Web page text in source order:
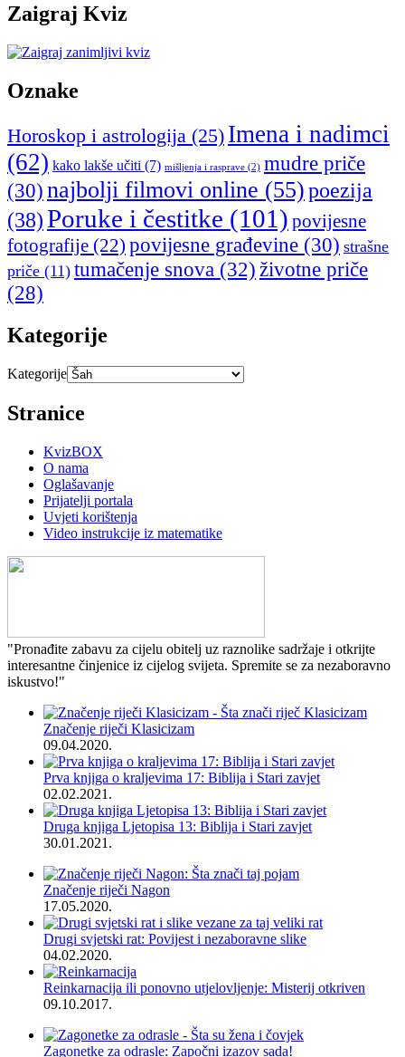
Zaigraj Kviz
Oznake
Horoskop i astrologija (25) Imena i nadimci
(62) kako lakše učiti (7) mišljenja i rasprave (2) mudre priče
(30) najbolji filmovi online (55)poezija
(38)Poruke i čestitke (101) povijesne
fotografije (22) povijesne građevine (30) strašne
priče (11) tumačenje snova (32) životne priče
(28)
Kategorije
Kategorije
Stranice
KvizBOX
O nama
Oglašavanje
Prijatelji portala
Uvjeti korištenja
Video instrukcije iz matematike
"Pronađite zabavu za cijelu obitelj uz raznolike sadržaje i otkrijte
interesantne činjenice iz cijelog svijeta. Spremite se za nezaboravno
iskustvo!"
Značenje riječi Klasicizam
09.04.2020.
Prva knjiga o kraljevima 17: Biblija i Stari zavjet
02.02.2021.
Druga knjiga Ljetopisa 13: Biblija i Stari zavjet
30.01.2021.
Značenje riječi Nagon
17.05.2020.
Drugi svjetski rat: Povijest i nezaboravne slike
04.02.2020.
Reinkarnacija ili ponovno utjelovljenje: Misterij otkriven
09.10.2017.
Zagonetke za odrasle: Započni izazov sada!